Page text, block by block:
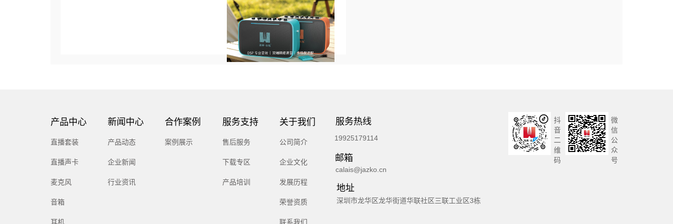
产品中心
直播套装
直播声卡
麦克风
音箱
耳机
新闻中心
产品动态
企业新闻
行业资讯
合作案例
案例展示
服务支持
售后服务
下载专区
产品培训
关于我们
公司简介
企业文化
发展历程
荣誉资质
联系我们
服务热线
19925179114
邮箱
calais@jazko.cn
地址
深圳市龙华区龙华街道华联社区三联工业区3栋
抖
音
二
维
码
微
信
公
众
号